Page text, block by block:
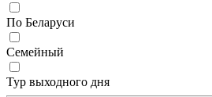
По Беларуси
Семейный
Тур выходного дня